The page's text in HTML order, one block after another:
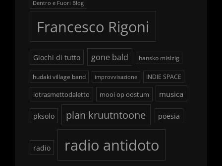
Dentro e Fuori Blog
Francesco Rigoni
Giochi di tutto gone bald hansko mislzig
hudaki village band improvvisazione INDIE SPACE
iotrasmettodaletto mooi op oostum musica
pksolo plan kruutntoone poesia
radio radio antidoto